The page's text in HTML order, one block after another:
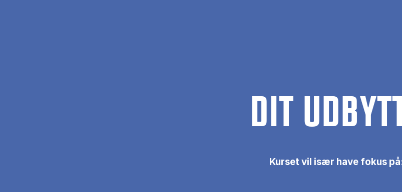
DIT
Kurset vil især have fokus